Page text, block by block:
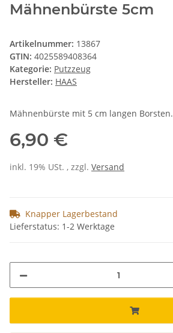
Mähnenbürste 5cm
Artikelnummer: 13867
GTIN: 4025589408364
Kategorie: Putzzeug
Hersteller: HAAS
Mähnenbürste mit 5 cm langen Borsten.
6,90 €
inkl. 19% USt. , zzgl. Versand
Knapper Lagerbestand
Lieferstatus: 1-2 Werktage